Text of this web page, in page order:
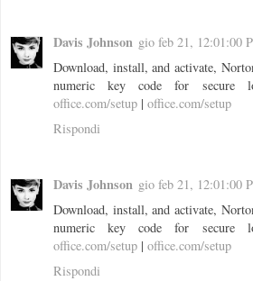
Davis Johnson gio feb 21, 12:01:00
Download, install, and activate,
numeric key code for secure
office.com/setup | office.com/setup
Rispondi
Davis Johnson gio feb 21, 12:01:00
Download, install, and activate,
numeric key code for secure
office.com/setup | office.com/setup
Rispondi